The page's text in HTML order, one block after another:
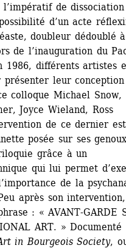
de dissociation
d’un acte
doubleur dédoublé
de l’inauguration du
1986, différents artistes
leur
colloque Michael Snow,
Joyce Wieland, Ross
de ce dernier est
posée sur ses
grâce à un
qui lui permet
de la
après son
: « AVANT-GARDE
ART. » Documenté
in Bourgeois Society,